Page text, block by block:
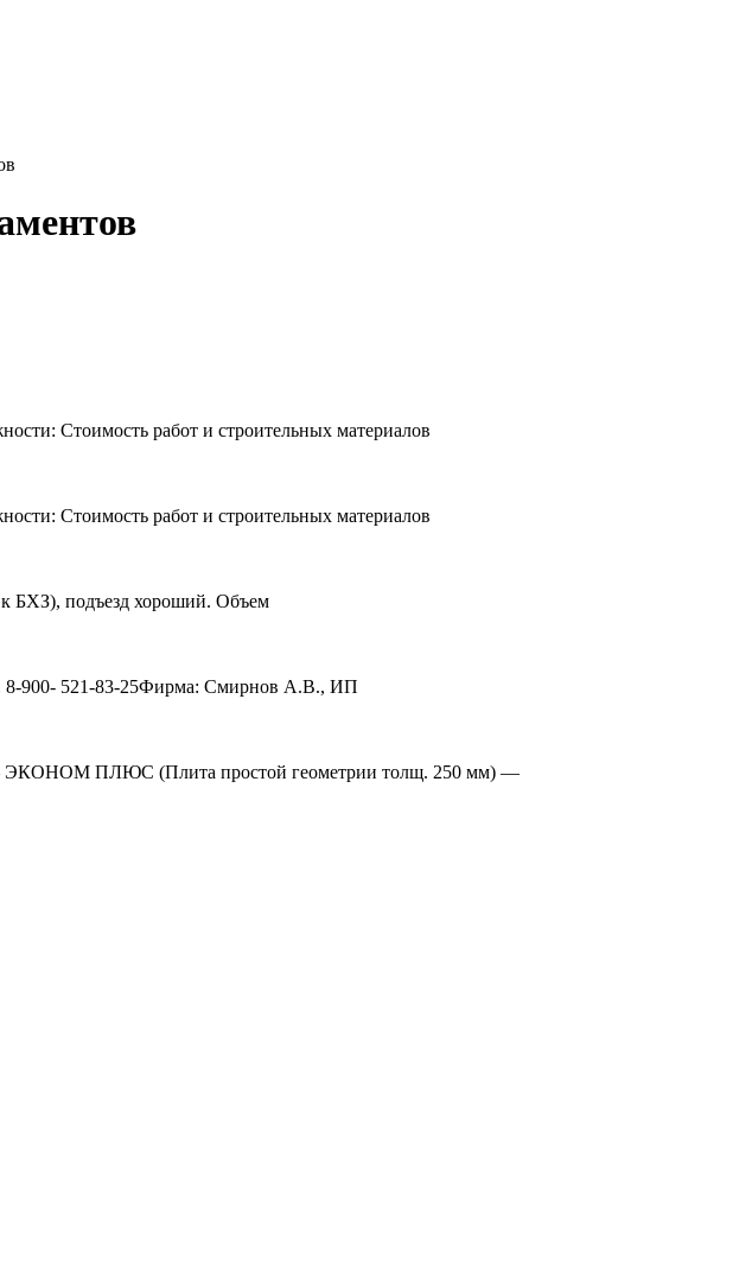
Стоимость работ и строительных материалов
Стоимость работ и строительных материалов
к БХЗ), подъезд хороший. Объем
8-900- 521-83-25Фирма: Смирнов А.В., ИП
ПЛЮС (Плита простой геометрии толщ. 250 мм) —